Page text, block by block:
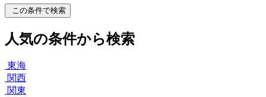
この条件で検索
人気の条件から検索
東海
関西
関東